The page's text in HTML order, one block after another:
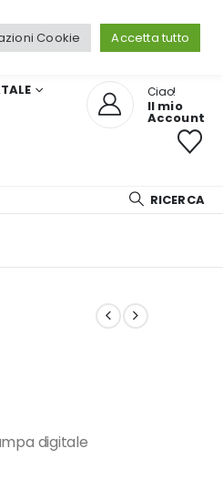
Ciao!
Il mio
Account
RICERCA
digitale
Cookie Accetta tutto